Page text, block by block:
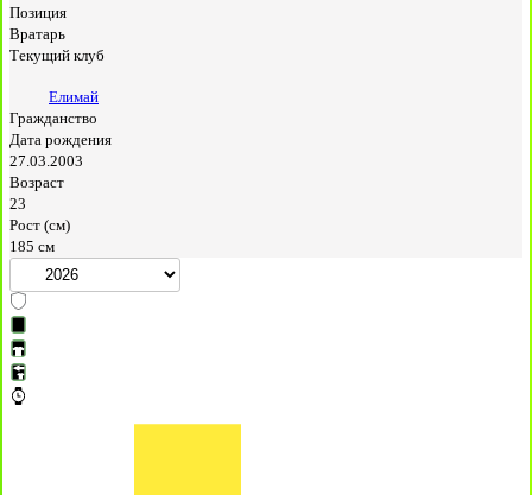
Позиция
Вратарь
Текущий клуб
Елимай
Гражданство
Дата рождения
27.03.2003
Возраст
23
Рост (см)
185 см